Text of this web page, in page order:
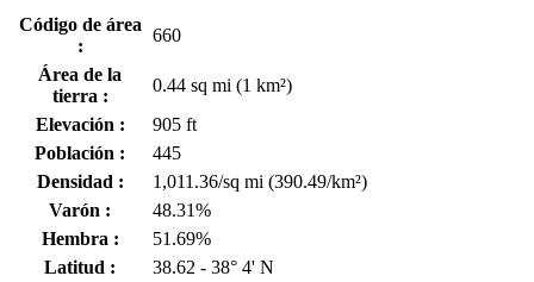
Código de área
:
660
Área de la
tierra :
0.44 sq mi (1 km²)
Elevación :
905 ft
Población :
445
Densidad :
1,011.36/sq mi (390.49/km²)
Varón :
48.31%
Hembra :
51.69%
Latitud :
38.62 - 38° 4' N